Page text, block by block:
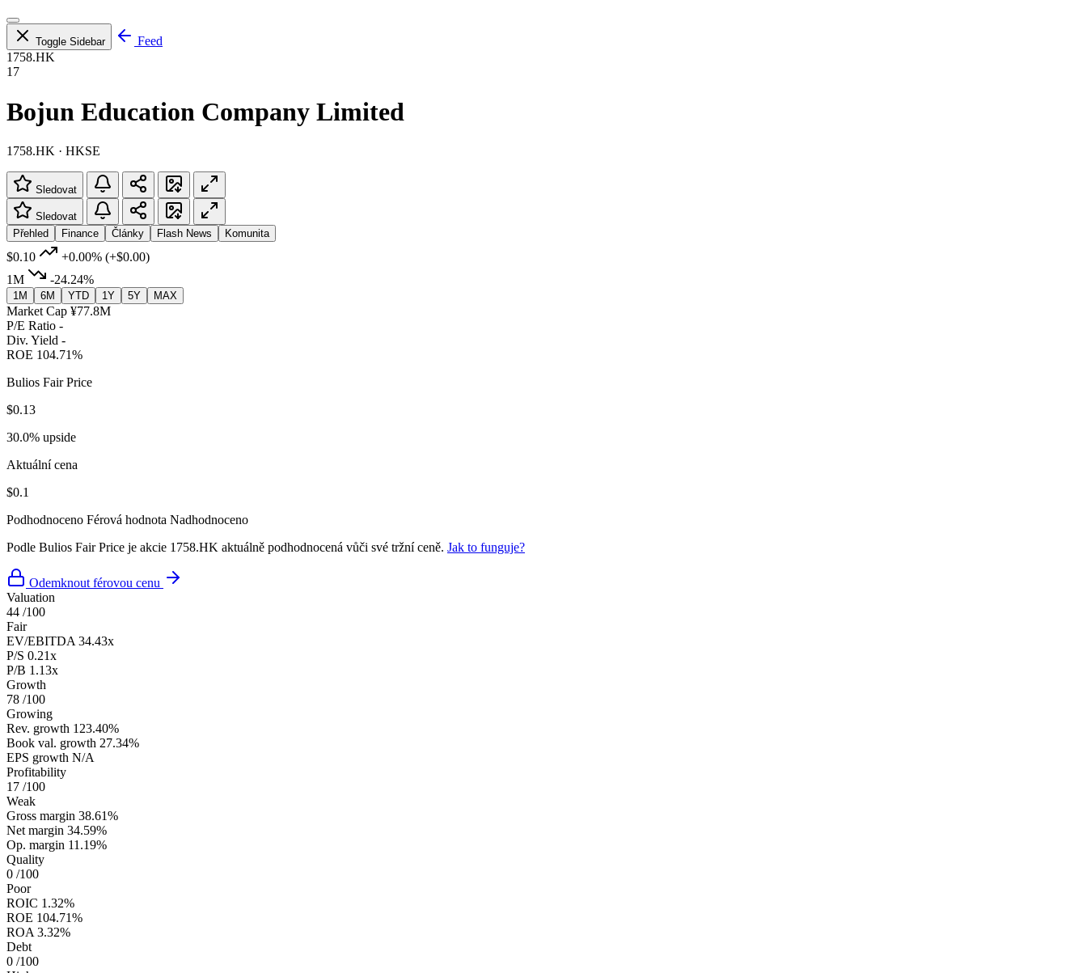
Toggle Sidebar
Feed
1758.HK
17
Bojun Education Company Limited
1758.HK · HKSE
Sledovat
Sledovat
Přehled
Finance Články Flash News Komunita
$0.10 +0.00% (+$0.00)
1M
-24.24%
1M 6M YTD 1Y 5Y MAX
Market Cap ¥77.8M
P/E Ratio -
Div. Yield -
ROE 104.71%
Bulios Fair Price
$0.13
30.0% upside
Aktuální cena
$0.1
Podhodnoceno Férová hodnota Nadhodnoceno
Podle Bulios Fair Price je akcie 1758.HK aktuálně podhodnocená vůči své tržní ceně. Jak to funguje?
Odemknout férovou cenu
Valuation
44 /100
Fair
EV/EBITDA 34.43x
P/S 0.21x
P/B 1.13x
Growth
78 /100
Growing
Rev. growth 123.40%
Book val. growth 27.34%
EPS growth N/A
Profitability
17 /100
Weak
Gross margin 38.61%
Net margin 34.59%
Op. margin 11.19%
Quality
0 /100
Poor
ROIC 1.32%
ROE 104.71%
ROA 3.32%
Debt
0 /100